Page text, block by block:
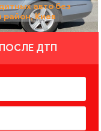
авто без
Киев
ДТП